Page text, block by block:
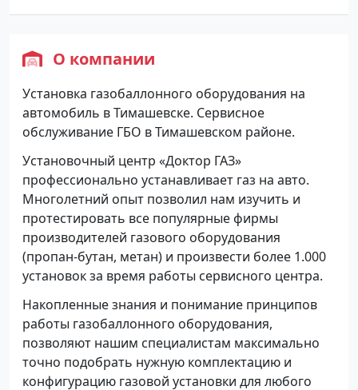
О компании
Установка газобаллонного оборудования на
автомобиль в Тимашевске. Сервисное
обслуживание ГБО в Тимашевском районе.
Установочный центр «Доктор ГАЗ»
профессионально устанавливает газ на авто.
Многолетний опыт позволил нам изучить и
протестировать все популярные фирмы
производителей газового оборудования
(пропан-бутан, метан) и произвести более 1.000
установок за время работы сервисного центра.
Накопленные знания и понимание принципов
работы газобаллонного оборудования,
позволяют нашим специалистам максимально
точно подобрать нужную комплектацию и
конфигурацию газовой установки для любого